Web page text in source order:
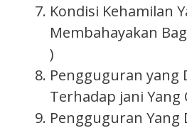
Kondisi Kehamilan
Membahayakan
)
Pengguguran yang
Terhadap jani Yang
Pengguguran